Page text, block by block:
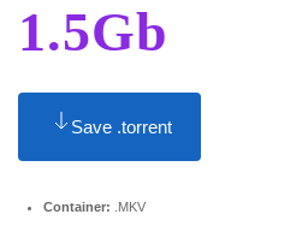
1.5Gb
Save .torrent
Container: .MKV